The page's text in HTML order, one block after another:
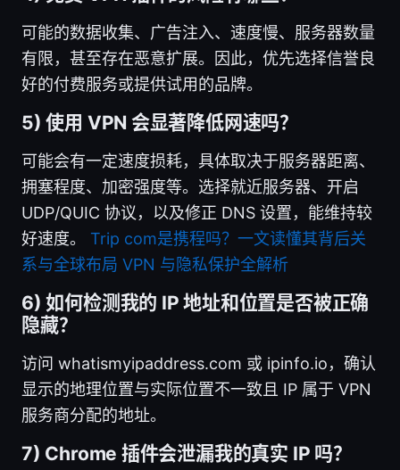
可能的数据收集、广告注入、速度慢、服务器数量
有限，甚至存在恶意扩展。因此，优先选择信誉良
好的付费服务或提供试用的品牌。
5) 使用 VPN 会显著降低网速吗？
可能会有一定速度损耗，具体取决于服务器距离、
拥塞程度、加密强度等。选择就近服务器、开启
UDP/QUIC 协议，以及修正 DNS 设置，能维持较
好速度。 Trip com是携程吗？一文读懂其背后关
系与全球布局 VPN 与隐私保护全解析
6) 如何检测我的 IP 地址和位置是否被正确
隐藏？
访问 whatismyipaddress.com 或 ipinfo.io，确认
显示的地理位置与实际位置不一致且 IP 属于 VPN
服务商分配的地址。
7) Chrome 插件会泄漏我的真实 IP 吗？